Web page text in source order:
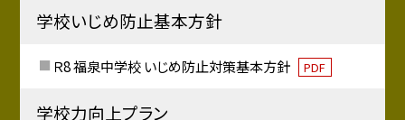
学校いじめ防止基本方針
Ｒ8 福泉中学校 いじめ防止対策基本方針 PDF
学校力向上プラン